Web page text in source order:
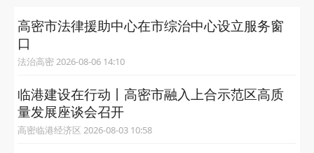
高密市法律援助中心在市综治中心设立服务窗
口
法治高密 2026-08-06 14:10
临港建设在行动丨高密市融入上合示范区高质
量发展座谈会召开
高密临港经济区 2026-08-03 10:58